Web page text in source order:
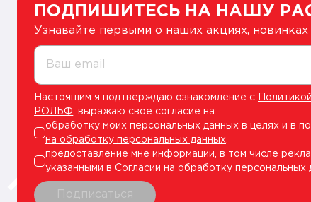
ПОДПИШИТЕСЬ НА НАШУ
Узнавайте первыми о наших акциях,
Ваш email
Настоящим я подтверждаю ознакомление с
РОЛЬФ , выражаю свое согласие на:
обработку моих персональных данных в целях и в
на обработку персональных данных
предоставление мне информации, в том числе
указанными в Согласии на обработку персональных
Подписаться